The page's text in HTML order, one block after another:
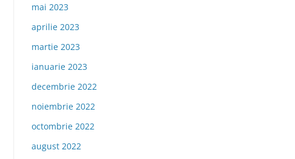
mai 2023
aprilie 2023
martie 2023
ianuarie 2023
decembrie 2022
noiembrie 2022
octombrie 2022
august 2022